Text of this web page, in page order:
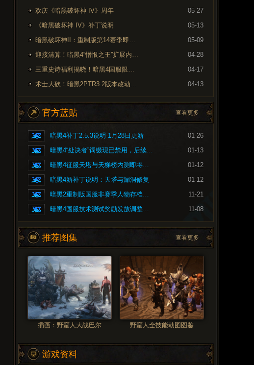
欢庆《暗黑破坏神 IV》周年
05-27
《暗黑破坏神 IV》补丁说明
05-13
暗黑破坏神II：重制版第14赛季即将到来
05-09
迎接清算！暗黑4“憎恨之王”扩展内容现已上线
04-28
三重史诗福利揭晓！暗黑4国服限时免费现已开启
04-17
术士大砍！暗黑2PTR3.2版本改动内容预览
04-13
官方蓝贴 查看更多
暗黑4补丁2.5.3说明-1月28日更新
01-26
暗黑4“处决者”词缀现已禁用，后续将重做
01-13
暗黑4征服天塔与天梯榜内测即将开启
01-12
暗黑4新补丁说明：天塔与漏洞修复
01-12
暗黑2重制版国服非赛季人物存档问题的修复公告
11-21
暗黑4国服技术测试奖励发放调整公告
11-08
推荐图集 查看更多
插画：野蛮人大战巴尔 野蛮人全技能动图图鉴
游戏资料